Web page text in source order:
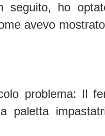
seguito, ho
avevo
problema: Il
paletta